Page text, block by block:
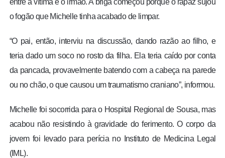
o fogão que Michelle tinha acabado de limpar.
“O pai, então, interviu na discussão, dando razão ao filho, e
teria dado um soco no rosto da filha. Ela teria caído por conta
da pancada, provavelmente batendo com a cabeça na parede
ou no chão, o que causou um traumatismo craniano”, informou.
Michelle foi socorrida para o Hospital Regional de Sousa, mas
acabou não resistindo à gravidade do ferimento. O corpo da
jovem foi levado para perícia no Instituto de Medicina Legal
(IML).